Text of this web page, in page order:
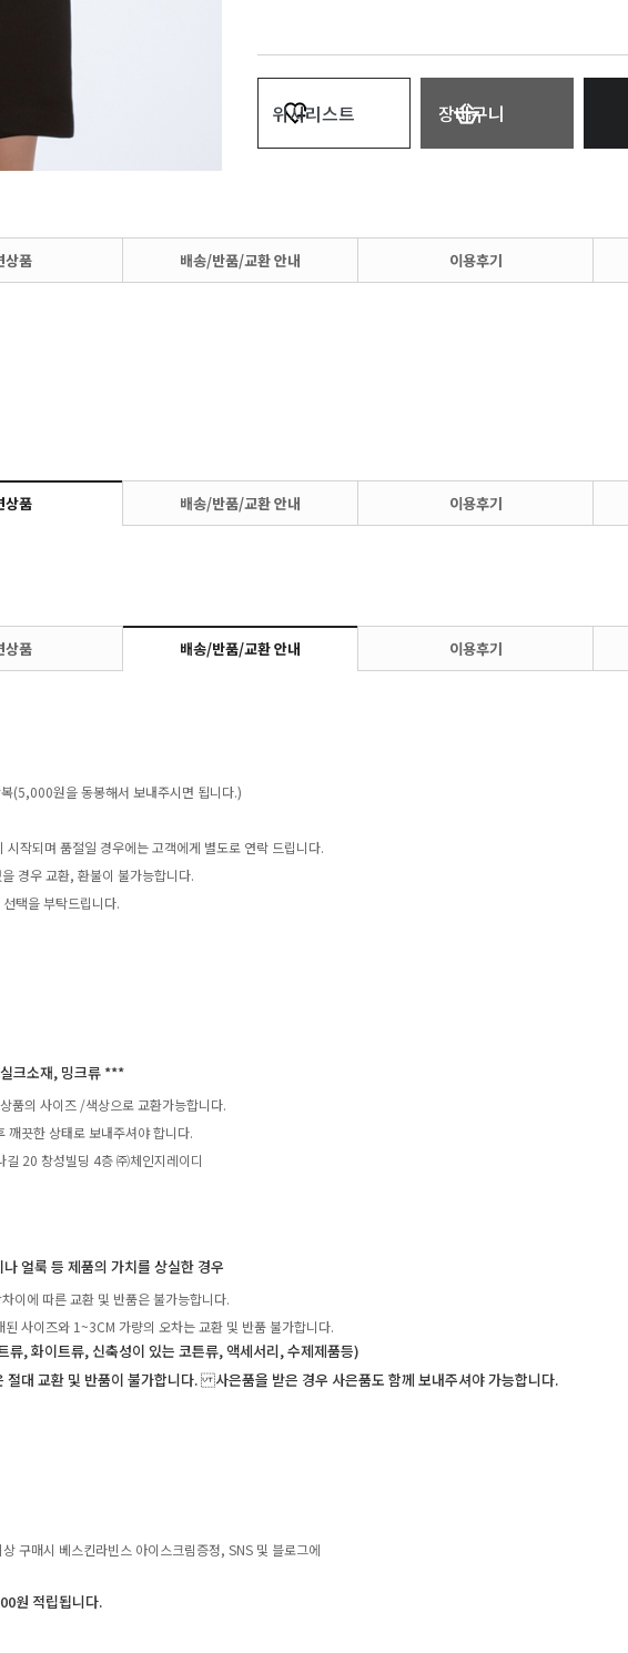
위시리스트 장바구니
상품 배송/반품/교환 안내 이용후기
상품 배송/반품/교환 안내 이용후기
상품 배송/반품/교환 안내 이용후기
(5,000원을 동봉해서 보내주시면 됩니다.)
작되며 품절일 경우에는 고객에게 별도로 연락 드립니다.
경우 교환, 환불이 불가능합니다.
택을 부탁드립니다.
크소재, 밍크류 ***
품의 사이즈 /색상으로 교환가능합니다.
끗한 상태로 보내주셔야 합니다.
20 창성빌딩 4층 ㈜체인지레이디
얼룩 등 제품의 가치를 상실한 경우
이에 따른 교환 및 반품은 불가능합니다.
사이즈와 1~3CM 가량의 오차는 교환 및 반품 불가합니다.
류, 화이트류, 신축성이 있는 코튼류, 액세서리, 수제제품등)
절대 교환 및 반품이 불가합니다. 사은품을 받은 경우 사은품도 함께 보내주셔야 가능합니다.
구매시 베스킨라빈스 아이스크림증정, SNS 및 블로그에
원 적립됩니다.